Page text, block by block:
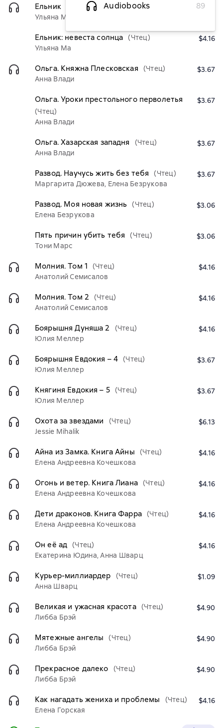
Audiobooks
89
Ельник
(Чтец)
Ульяна Ма
$6.13
Ельник: невеста солнца (Чтец)
Ульяна Ма
$4.16
Ольга. Княжна Плесковская
(Чтец)
Анна Влади
$3.67
Ольга. Уроки престольного перволетья
(Чтец)
Анна Влади
$3.67
Ольга. Хазарская западня
(Чтец)
Анна Влади
$3.67
Развод. Научусь жить без тебя
(Чтец)
Маргарита Дюжева, Елена Безрукова
$3.67
Развод. Моя новая жизнь
(Чтец)
Елена Безрукова
$3.06
Пять причин убить тебя
(Чтец)
Тони Марс
$3.06
Молния. Том 1
(Чтец)
Анатолий Семисалов
$4.16
Молния. Том 2
(Чтец)
Анатолий Семисалов
$4.16
Боярышня Дуняша 2
(Чтец)
Юлия Меллер
$4.16
Боярышня Евдокия – 4 (Чтец)
Юлия Меллер
$3.67
Княгиня Евдокия – 5 (Чтец)
Юлия Меллер
$3.67
Охота за звездами
(Чтец)
Jessie Mihalik
$6.13
Айна из Замка. Книга Айны
(Чтец)
Елена Андреевна Кочешкова
$4.16
Огонь и ветер. Книга Лиана (Чтец)
Елена Андреевна Кочешкова
$4.16
Дети драконов. Книга Фарра (Чтец)
Елена Андреевна Кочешкова
$4.16
Он её ад (Чтец)
Екатерина Юдина, Анна Шварц
$4.16
Курьер-миллиардер
(Чтец)
Анна Шварц
$1.09
Великая и ужасная красота (Чтец)
Либба Брэй
$4.90
Мятежные ангелы
(Чтец)
Либба Брэй
$4.90
Прекрасное далеко
(Чтец)
Либба Брэй
$4.90
Как нагадать жениха и проблемы
(Чтец)
Елена Горская
$4.16